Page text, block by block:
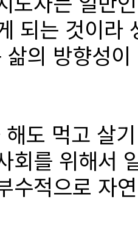
되는 것이라
삶의 방향성
도 먹고 살
회를 위해서
수적으로 자